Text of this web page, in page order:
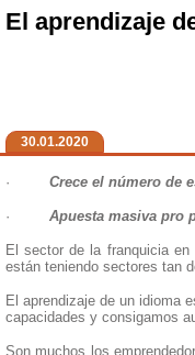
El aprendizaje
30.01.2020
· Crece el número de
· Apuesta masiva pro
El sector de la franquicia
están teniendo sectores tan
El aprendizaje de un idioma
capacidades y consigamos
Son muchos los